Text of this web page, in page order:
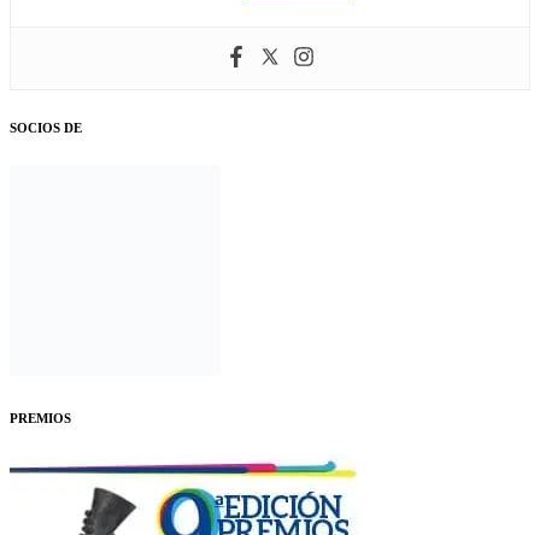
SOCIOS DE
PREMIOS